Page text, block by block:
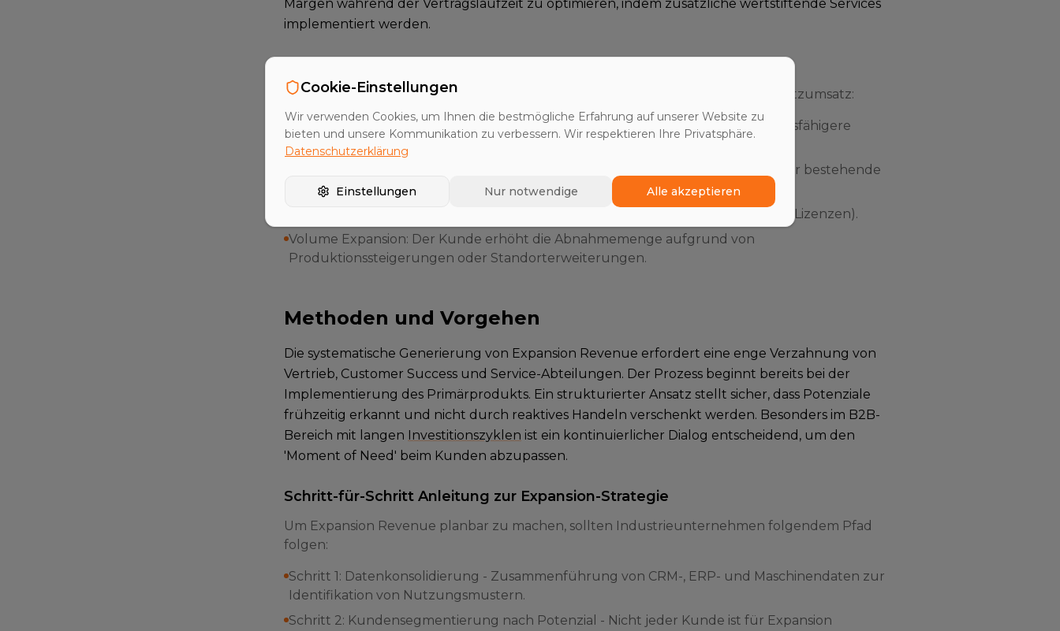
Margen während der Vertragslaufzeit zu optimieren, indem zusätzliche wertstiftende Services
implementiert werden.
In der industriellen Praxis unterscheidet man vier Hauptquellen für diesen Zusatzumsatz:
Upselling: Der Kunde wechselt auf ein höheres Service-Level oder eine leistungsfähigere
Maschinenkonfiguration.
Cross-Selling: Verkauf von komplementären Produkten, wie z.B. Sensorik-Kits für bestehende
Anlagen oder spezialisierte Schmierstoffe.
Add-ons: Zusätzliche Features, oft im digitalen Bereich (z.B. Remote-Monitoring-Lizenzen).
Volume Expansion: Der Kunde erhöht die Abnahmemenge aufgrund von
Produktionssteigerungen oder Standorterweiterungen.
Methoden und Vorgehen
Die systematische Generierung von Expansion Revenue erfordert eine enge Verzahnung von
Vertrieb, Customer Success und Service-Abteilungen. Der Prozess beginnt bereits bei der
Implementierung des Primärprodukts. Ein strukturierter Ansatz stellt sicher, dass Potenziale
frühzeitig erkannt und nicht durch reaktives Handeln verschenkt werden. Besonders im B2B-
Bereich mit langen Investitionszyklen ist ein kontinuierlicher Dialog entscheidend, um den
'Moment of Need' beim Kunden abzupassen.
Schritt-für-Schritt Anleitung zur Expansion-Strategie
Um Expansion Revenue planbar zu machen, sollten Industrieunternehmen folgendem Pfad
folgen:
Schritt 1: Datenkonsolidierung - Zusammenführung von CRM-, ERP- und Maschinendaten zur
Identifikation von Nutzungsmustern.
Schritt 2: Kundensegmentierung nach Potenzial - Nicht jeder Kunde ist für Expansion
Cookie-Einstellungen
Wir verwenden Cookies, um Ihnen die bestmögliche Erfahrung auf unserer Website zu
bieten und unsere Kommunikation zu verbessern. Wir respektieren Ihre Privatsphäre.
Datenschutzerklärung
Einstellungen Nur notwendige Alle akzeptieren